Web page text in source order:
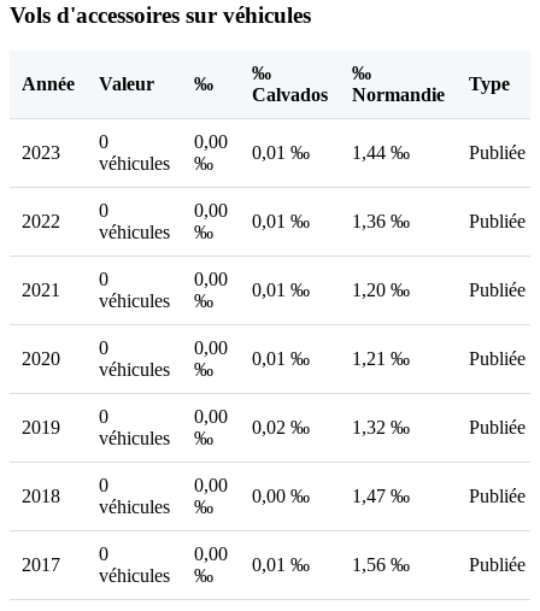
Vols d'accessoires sur véhicules
Année Valeur ‰
‰
Calvados
‰
Normandie
Type
2023
0
véhicules
0,00
‰
0,01 ‰ 1,44 ‰ Publiée
2022
0
véhicules
0,00
‰
0,01 ‰ 1,36 ‰ Publiée
2021
0
véhicules
0,00
‰
0,01 ‰ 1,20 ‰ Publiée
2020
0
véhicules
0,00
‰
0,01 ‰ 1,21 ‰ Publiée
2019
0
véhicules
0,00
‰
0,02 ‰ 1,32 ‰ Publiée
2018
0
véhicules
0,00
‰
0,00 ‰ 1,47 ‰ Publiée
2017
0
véhicules
0,00
‰
0,01 ‰ 1,56 ‰ Publiée